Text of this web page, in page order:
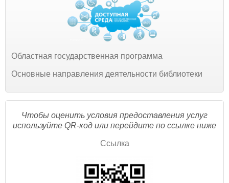
Областная государственная программа
Основные направления деятельности библиотеки
Чтобы оценить условия предоставления услуг
используйте QR-код или перейдите по ссылке ниже
Ссылка